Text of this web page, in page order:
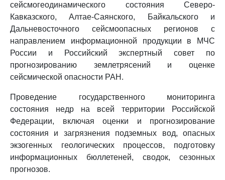
сейсмогеодинамического состояния Северо-
Кавказского, Алтае-Саянского, Байкальского и
Дальневосточного сейсмоопасных регионов с
направлением информационной продукции в МЧС
России и Российский экспертный совет по
прогнозированию землетрясений и оценке
сейсмической опасности РАН.
Проведение государственного мониторинга
состояния недр на всей территории Российской
Федерации, включая оценки и прогнозирование
состояния и загрязнения подземных вод, опасных
экзогенных геологических процессов, подготовку
информационных бюллетеней, сводок, сезонных
прогнозов.